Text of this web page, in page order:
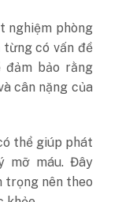
nghiệm phòng
từng có vấn đề
đảm bảo rằng
cân nặng của
thể giúp phát
mỡ máu. Đây
trọng nên theo